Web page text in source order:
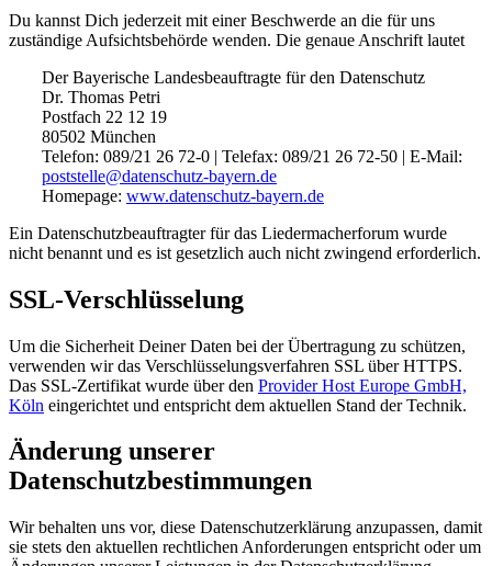
Du kannst Dich jederzeit mit einer Beschwerde an die für uns
zuständige Aufsichtsbehörde wenden. Die genaue Anschrift lautet
Der Bayerische Landesbeauftragte für den Datenschutz
Dr. Thomas Petri
Postfach 22 12 19
80502 München
Telefon: 089/21 26 72-0 | Telefax: 089/21 26 72-50 | E-Mail:
poststelle@datenschutz-bayern.de
Homepage: www.datenschutz-bayern.de
Ein Datenschutzbeauftragter für das Liedermacherforum wurde
nicht benannt und es ist gesetzlich auch nicht zwingend erforderlich.
SSL-Verschlüsselung
Um die Sicherheit Deiner Daten bei der Übertragung zu schützen,
verwenden wir das Verschlüsselungsverfahren SSL über HTTPS.
Das SSL-Zertifikat wurde über den Provider Host Europe GmbH,
Köln eingerichtet und entspricht dem aktuellen Stand der Technik.
Änderung unserer
Datenschutzbestimmungen
Wir behalten uns vor, diese Datenschutzerklärung anzupassen, damit
sie stets den aktuellen rechtlichen Anforderungen entspricht oder um